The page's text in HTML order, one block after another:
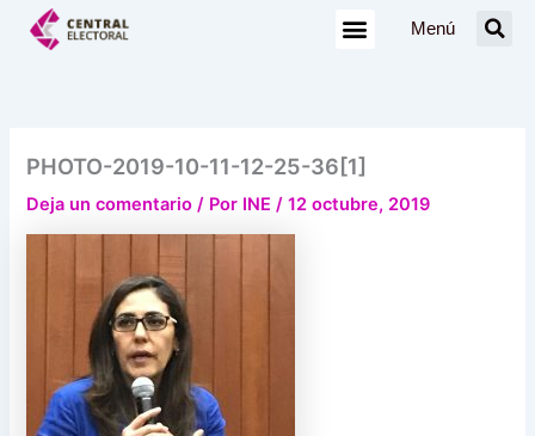
Menú
PHOTO-2019-10-11-12-25-36[1]
Deja un comentario / Por INE/12 octubre, 2019